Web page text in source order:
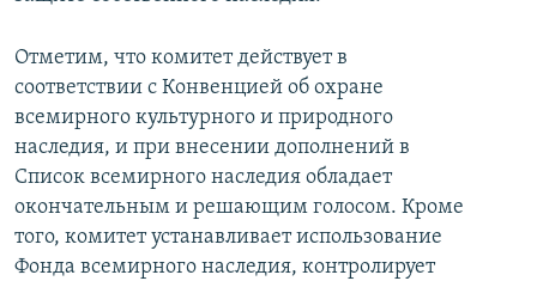
Отметим, что комитет действует в
соответствии с Конвенцией об охране
всемирного культурного и природного
наследия, и при внесении дополнений в
Список всемирного наследия обладает
окончательным и решающим голосом. Кроме
того, комитет устанавливает использование
Фонда всемирного наследия, контролирует